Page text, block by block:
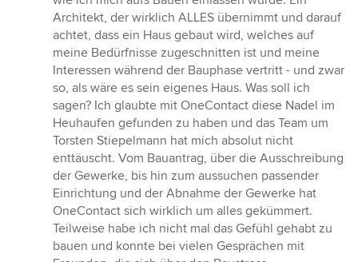
Architekt, der wirklich ALLES übernimmt und darauf
achtet, dass ein Haus gebaut wird, welches auf
meine Bedürfnisse zugeschnitten ist und meine
Interessen während der Bauphase vertritt - und zwar
so, als wäre es sein eigenes Haus. Was soll ich
sagen? Ich glaubte mit OneContact diese Nadel im
Heuhaufen gefunden zu haben und das Team um
Torsten Stiepelmann hat mich absolut nicht
enttäuscht. Vom Bauantrag, über die Ausschreibung
der Gewerke, bis hin zum aussuchen passender
Einrichtung und der Abnahme der Gewerke hat
OneContact sich wirklich um alles gekümmert.
Teilweise habe ich nicht mal das Gefühl gehabt zu
bauen und konnte bei vielen Gesprächen mit